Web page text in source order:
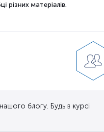
різних матеріалів.
блогу. Будь в курсі